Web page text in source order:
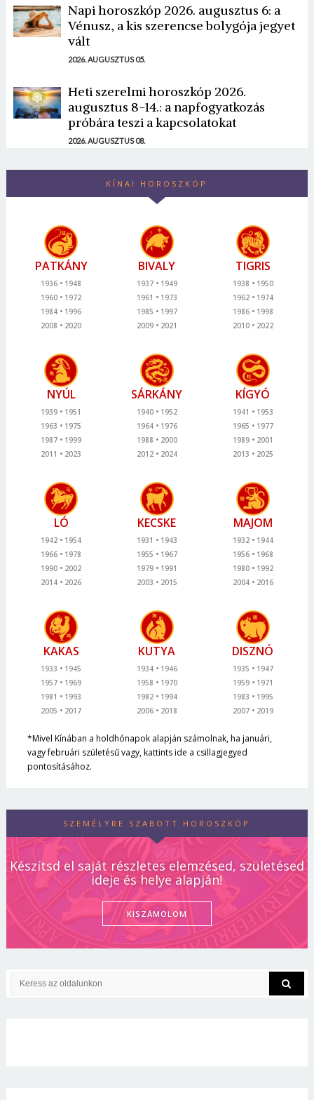
Napi horoszkóp 2026. augusztus 6: a
Vénusz, a kis szerencse bolygója jegyet
vált
2026. AUGUSZTUS 05.
Heti szerelmi horoszkóp 2026.
augusztus 8-14.: a napfogyatkozás
próbára teszi a kapcsolatokat
2026. AUGUSZTUS 08.
KÍNAI HOROSZKÓP
PATKÁNY
1936
1948
1960
1972
1984
1996
2008
2020
BIVALY
1937
1949
1961
1973
1985
1997
2009
2021
TIGRIS
1938
1950
1962
1974
1986
1998
2010
2022
NYÚL
1939
1951
1963
1975
1987
1999
2011
2023
SÁRKÁNY
1940
1952
1964
1976
1988
2000
2012
2024
KÍGYÓ
1941
1953
1965
1977
1989
2001
2013
2025
LÓ
1942
1954
1966
1978
1990
2002
2014
2026
KECSKE
1931
1943
1955
1967
1979
1991
2003
2015
MAJOM
1932
1944
1956
1968
1980
1992
2004
2016
KAKAS
1933
1945
1957
1969
1981
1993
2005
2017
KUTYA
1934
1946
1958
1970
1982
1994
2006
2018
DISZNÓ
1935
1947
1959
1971
1983
1995
2007
2019
*Mivel Kínában a holdhónapok alapján számolnak, ha januári,
vagy februári születésű vagy, kattints ide a csillagjegyed
pontosításához.
SZEMÉLYRE SZABOTT HOROSZKÓP
Készítsd el saját részletes elemzésed, születésed
ideje és helye alapján!
KISZÁMOLOM